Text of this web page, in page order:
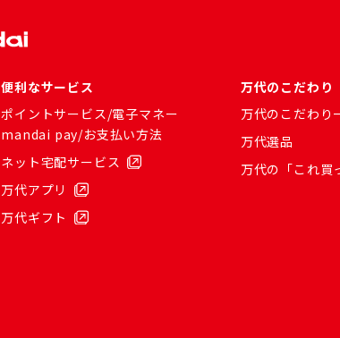
便利なサービス
ポイントサービス/電子マネー
mandai pay/お支払い方法
ネット宅配サービス
万代アプリ
万代ギフト
万代のこだわり
万代のこだわり
万代選品
万代の「これ買